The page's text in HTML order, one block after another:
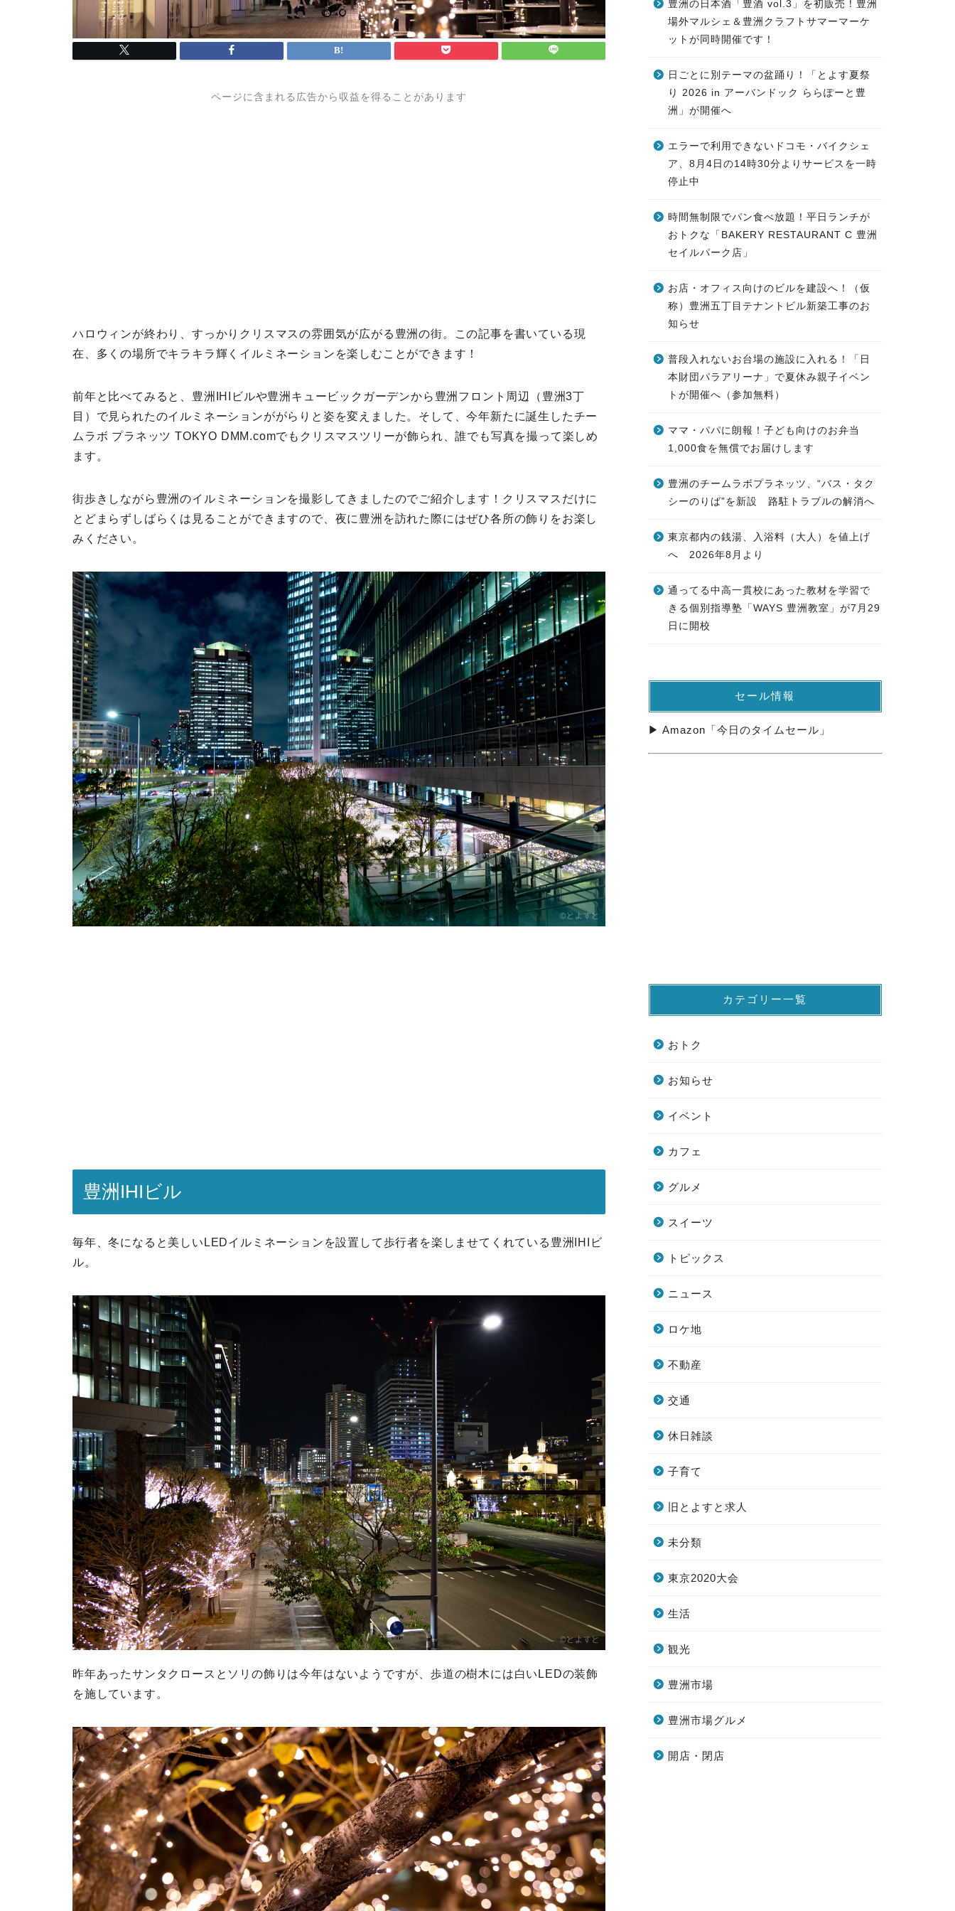
ページに含まれる広告から収益を得ることがあります
ハロウィンが終わり、すっかりクリスマスの雰囲気が広がる豊洲の街。この記事を書いている現
在、多くの場所でキラキラ輝くイルミネーションを楽しむことができます！
前年と比べてみると、豊洲IHIビルや豊洲キュービックガーデンから豊洲フロント周辺（豊洲3丁
目）で見られたのイルミネーションががらりと姿を変えました。そして、今年新たに誕生したチー
ムラボ プラネッツ TOKYO DMM.comでもクリスマスツリーが飾られ、誰でも写真を撮って楽しめ
ます。
街歩きしながら豊洲のイルミネーションを撮影してきましたのでご紹介します！クリスマスだけに
とどまらずしばらくは見ることができますので、夜に豊洲を訪れた際にはぜひ各所の飾りをお楽し
みください。
豊洲IHIビル
毎年、冬になると美しいLEDイルミネーションを設置して歩行者を楽しませてくれている豊洲IHIビ
ル。
昨年あったサンタクロースとソリの飾りは今年はないようですが、歩道の樹木には白いLEDの装飾
を施しています。
豊洲の日本酒「豊酒 vol.3」を初販売！豊洲
場外マルシェ＆豊洲クラフトサマーマーケ
ットが同時開催です！
日ごとに別テーマの盆踊り！「とよす夏祭
り 2026 in アーバンドック ららぽーと豊
洲」が開催へ
エラーで利用できないドコモ・バイクシェ
ア、8月4日の14時30分よりサービスを一時
停止中
時間無制限でパン食べ放題！平日ランチが
おトクな「BAKERY RESTAURANT C 豊洲
セイルパーク店」
お店・オフィス向けのビルを建設へ！（仮
称）豊洲五丁目テナントビル新築工事のお
知らせ
普段入れないお台場の施設に入れる！「日
本財団パラアリーナ」で夏休み親子イベン
トが開催へ（参加無料）
ママ・パパに朗報！子ども向けのお弁当
1,000食を無償でお届けします
豊洲のチームラボプラネッツ、“バス・タク
シーのりば”を新設 路駐トラブルの解消へ
東京都内の銭湯、入浴料（大人）を値上げ
へ 2026年8月より
通ってる中高一貫校にあった教材を学習で
きる個別指導塾「WAYS 豊洲教室」が7月29
日に開校
セール情報
▶ Amazon「今日のタイムセール」
カテゴリー一覧
おトク
お知らせ
イベント
カフェ
グルメ
スイーツ
トピックス
ニュース
ロケ地
不動産
交通
休日雑談
子育て
旧とよすと求人
未分類
東京2020大会
生活
観光
豊洲市場
豊洲市場グルメ
開店・閉店